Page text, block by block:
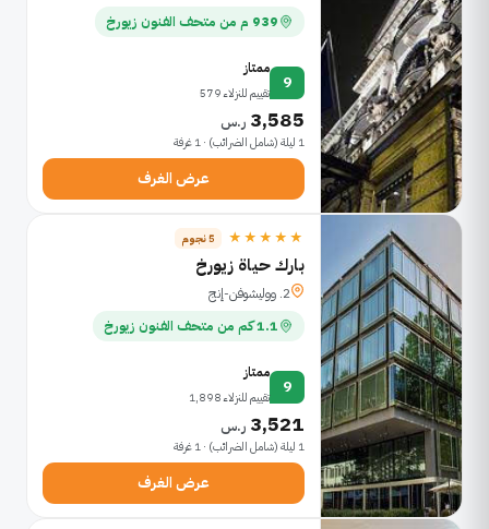
939 م من متحف الفنون زيورخ
9
ممتاز
تقييم للنزلاء 579
3,585 ر.س
1 ليلة (شامل الضرائب) · 1 غرفة
عرض الغرف
★★★★★ 5 نجوم
بارك حياة زيورخ
2. ووليشوفن-إنج
1.1 كم من متحف الفنون زيورخ
9
ممتاز
تقييم للنزلاء 1,898
3,521 ر.س
1 ليلة (شامل الضرائب) · 1 غرفة
عرض الغرف